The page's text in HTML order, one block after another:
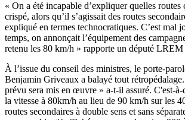
« On a été incapable d’expliquer quelles routes
crispé, alors qu’il s’agissait des routes
expliqué en termes technocratiques. C’est mal
temps, on annonçait l’équipement des
retenu les 80 km/h » rapporte un député
À l’issue du conseil des ministres, le porte-
Benjamin Griveaux a balayé tout
prévu sera mis en œuvre » a-t-il assuré. C'est-
la vitesse à 80km/h au lieu de 90 km/h sur les
routes secondaires à double sens et sans